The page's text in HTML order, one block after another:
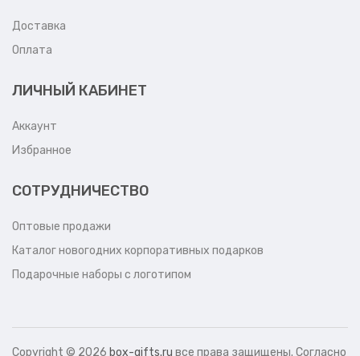
Доставка
Оплата
ЛИЧНЫЙ КАБИНЕТ
Аккаунт
Избранное
СОТРУДНИЧЕСТВО
Оптовые продажи
Каталог новогодних корпоративных подарков
Подарочные наборы с логотипом
Copyright © 2026 box-gifts.ru все права защищены. Согласно